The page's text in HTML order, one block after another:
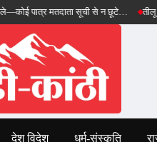
मतदाता सूची से न छूटे… तीलू रौतेली
देश विदेश धर्म-संस्कृति